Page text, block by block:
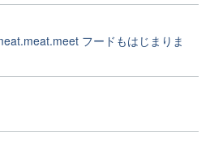
フードもはじまりま